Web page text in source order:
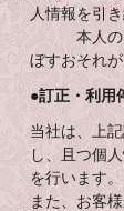
人情報を引
本人の同意
ぼすおそれ
●訂正・利用
当社は、上
し、且つ個
を行います。
また、お客